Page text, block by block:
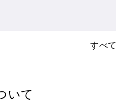
すべ
いて